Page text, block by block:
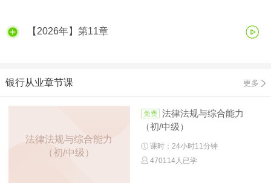
【2026年】第11章
银行从业章节课 更多
法律法规与综合能力
（初/中级）
法律法规与综合能力
（初/中级）
课时：24小时11分钟
470114人已学